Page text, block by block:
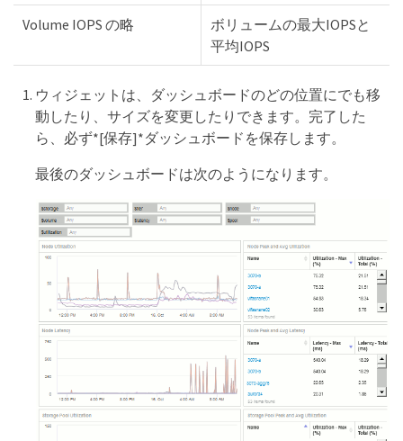
Volume IOPS の略
ボリュームの最大IOPSと
平均IOPS
ウィジェットは、ダッシュボードのどの位置にでも移
動したり、サイズを変更したりできます。完了した
ら、必ず*[保存]*ダッシュボードを保存します。
最後のダッシュボードは次のようになります。